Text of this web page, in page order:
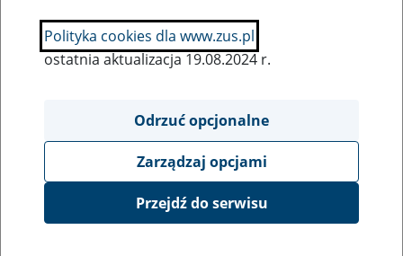
SZUKAJ
Ukryj wszystkie pozycje bazy
PCG Materiały Budowlane Spółka z
Polityka cookies dla www.zus.pl
ostatnia aktualizacja 19.08.2024 r.
Odrzuć opcjonalne
Zarządzaj opcjami
Przejdź do serwisu